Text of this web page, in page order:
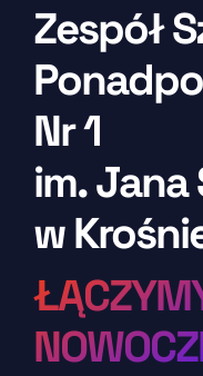
Zespół
Nr 1
im. Jana
w